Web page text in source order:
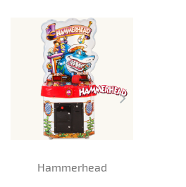
Hammerhead